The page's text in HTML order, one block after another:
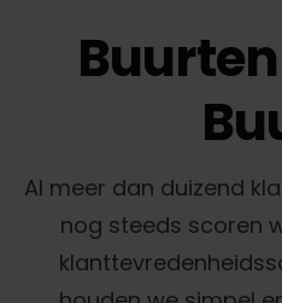
Al meer dan duizend
nog steeds scoren